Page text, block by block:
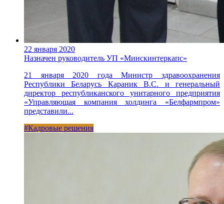
22 января 2020
Назначен руководитель УП «Минскинтеркапс»
21 января 2020 года Министр здравоохранения
Республики Беларусь Караник В.С. и генеральный
директор республиканского унитарного предприятия
«Управляющая компания холдинга «Белфармпром»
представили...
#Кадровые решения